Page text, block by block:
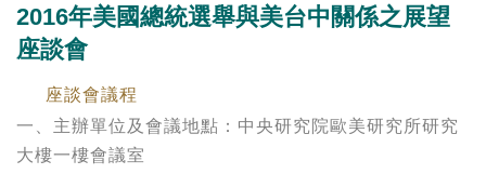
2016年美國總統選舉與美台中關係之展望
座談會
座談會議程
一、主辦單位及會議地點：中央研究院歐美研究所研究
大樓一樓會議室